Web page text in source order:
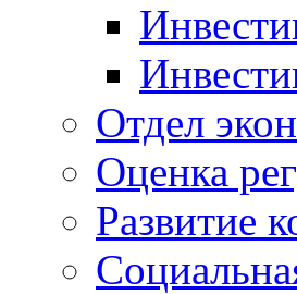
Отдел
Оценка
Развитие